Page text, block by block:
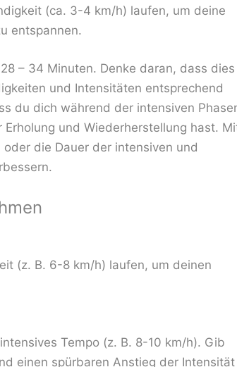
(ca. 3-4 km/h) laufen, um deine
entspannen.
– 34 Minuten. Denke daran, dass dies
und Intensitäten entsprechend
du dich während der intensiven
und Wiederherstellung hast.
die Dauer der intensiven und
(z. B. 6-8 km/h) laufen, um deinen
Tempo (z. B. 8-10 km/h). Gib
einen spürbaren Anstieg der Intensität